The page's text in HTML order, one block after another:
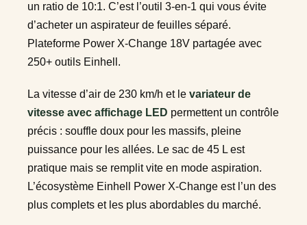
un ratio de 10:1. C’est l’outil 3-en-1 qui vous évite
d’acheter un aspirateur de feuilles séparé.
Plateforme Power X-Change 18V partagée avec
250+ outils Einhell.
La vitesse d’air de 230 km/h et le variateur de
vitesse avec affichage LED permettent un contrôle
précis : souffle doux pour les massifs, pleine
puissance pour les allées. Le sac de 45 L est
pratique mais se remplit vite en mode aspiration.
L’écosystème Einhell Power X-Change est l’un des
plus complets et les plus abordables du marché.